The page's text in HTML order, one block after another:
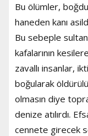
Bu ölümler,
haneden kanı
Bu sebeple
kafalarının
zavallı insanlar,
boğularak
olmasın diye
denize atılırdı.
cennete girecek